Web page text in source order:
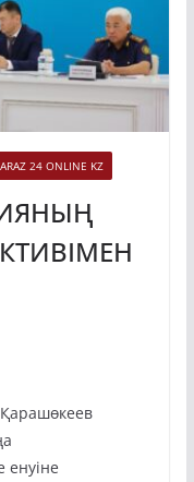
24 ONLINE KZ
енуіне